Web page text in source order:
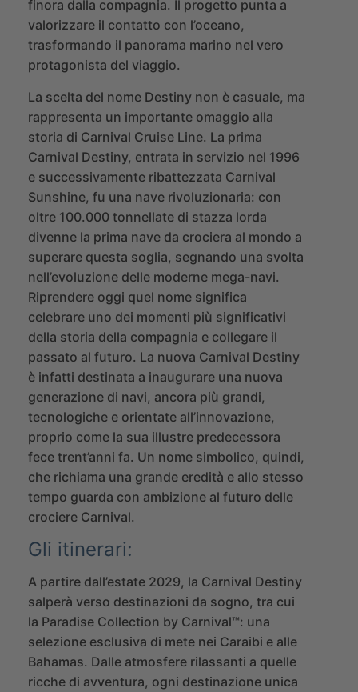
finora dalla compagnia. Il progetto punta a
valorizzare il contatto con l’oceano,
trasformando il panorama marino nel vero
protagonista del viaggio.
La scelta del nome Destiny non è casuale, ma
rappresenta un importante omaggio alla
storia di Carnival Cruise Line. La prima
Carnival Destiny, entrata in servizio nel 1996
e successivamente ribattezzata Carnival
Sunshine, fu una nave rivoluzionaria: con
oltre 100.000 tonnellate di stazza lorda
divenne la prima nave da crociera al mondo a
superare questa soglia, segnando una svolta
nell’evoluzione delle moderne mega-navi.
Riprendere oggi quel nome significa
celebrare uno dei momenti più significativi
della storia della compagnia e collegare il
passato al futuro. La nuova Carnival Destiny
è infatti destinata a inaugurare una nuova
generazione di navi, ancora più grandi,
tecnologiche e orientate all’innovazione,
proprio come la sua illustre predecessora
fece trent’anni fa. Un nome simbolico, quindi,
che richiama una grande eredità e allo stesso
tempo guarda con ambizione al futuro delle
crociere Carnival.
Gli itinerari:
A partire dall’estate 2029, la Carnival Destiny
salperà verso destinazioni da sogno, tra cui
la Paradise Collection by Carnival™: una
selezione esclusiva di mete nei Caraibi e alle
Bahamas. Dalle atmosfere rilassanti a quelle
ricche di avventura, ogni destinazione unica